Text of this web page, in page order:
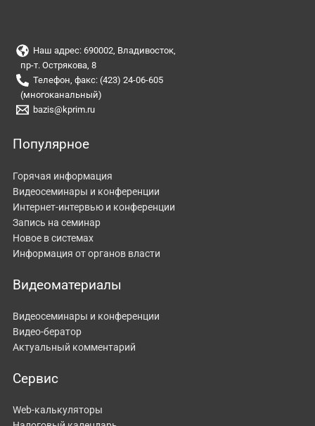
Наш адрес: 690002, Владивосток,
пр-т. Острякова, 8
Телефон, факс: (423) 24-06-605
(многоканальный)
bazis@kprim.ru
Популярное
Горячая информация
Видеосеминары и конференции
Интернет-интервью и конференции
Запись на семинар
Новое в системах
Информация от органов власти
Видеоматериалы
Видеосеминары и конференции
Видео-бератор
Актуальный комментарий
Сервис
Web-калькуляторы